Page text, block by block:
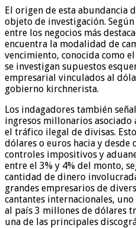
El origen de esta abundancia
objeto de investigación.
entre los negocios más
encuentra la modalidad de
vencimiento, conocida como
se investigan supuestos
empresarial vinculados al
gobierno kirchnerista.
Los indagadores también
ingresos millonarios asociado
el tráfico ilegal de divisas.
dólares o euros hacia y
controles impositivos y
entre el 3% y 4% del monto,
cantidad de dinero
grandes empresarios de
cantantes internacionales,
al país 3 millones de dólares
una de las principales